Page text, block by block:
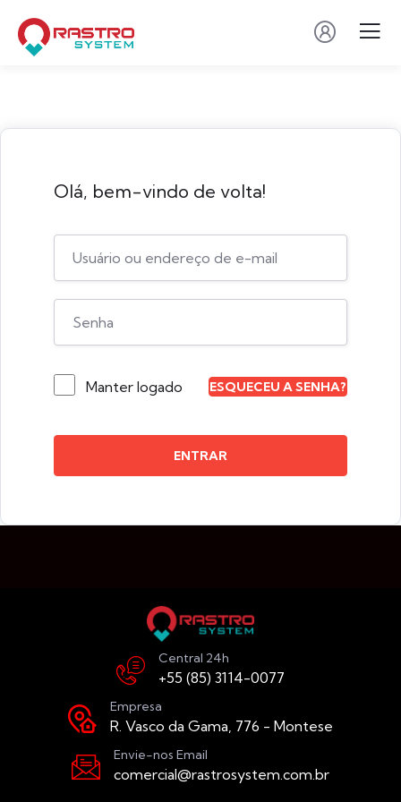
Olá, bem-vindo de volta!
Manter logado ESQUECEU A SENHA?
ENTRAR
Central 24h
+55 (85) 3114-0077
Empresa
R. Vasco da Gama, 776 - Montese
Envie-nos Email
comercial@rastrosystem.com.br